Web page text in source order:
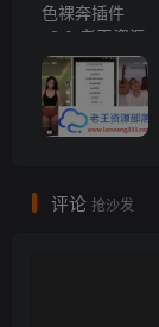
评论 抢沙发